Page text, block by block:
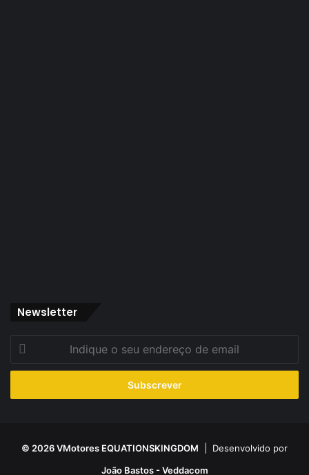
Newsletter
seu
de
© 2026 VMotores EQUATIONSKINGDOM | Desenvolvido por
João Bastos - Veddacom